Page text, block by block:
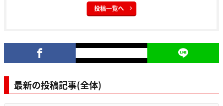
投稿一覧へ
最新の投稿記事(全体)